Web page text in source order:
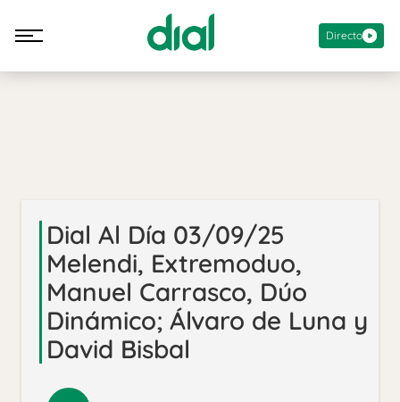
Directo
Dial Al Día 03/09/25
Melendi, Extremoduo,
Manuel Carrasco, Dúo
Dinámico; Álvaro de Luna y
David Bisbal